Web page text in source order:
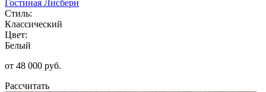
Гостиная Лисберн
Стиль:
Классический
Цвет:
Белый
от 48 000 руб.
Рассчитать